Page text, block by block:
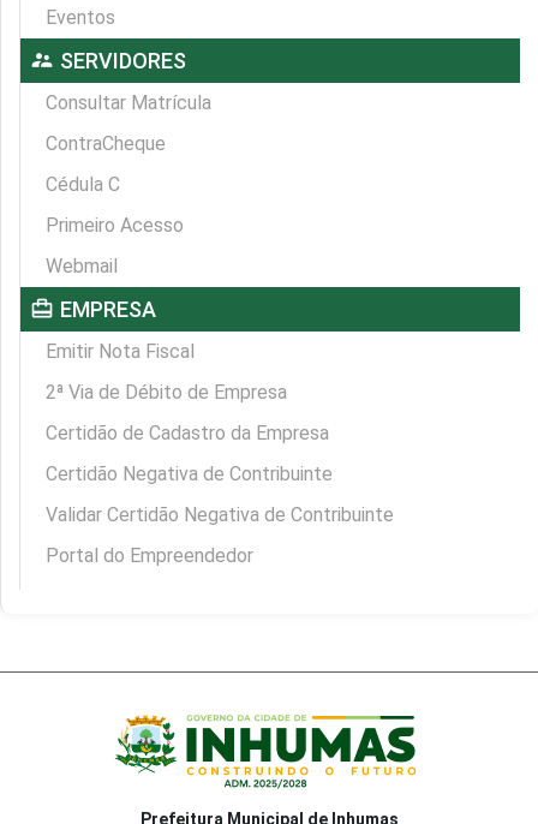
Eventos
supervisor_account SERVIDORES
Consultar Matrícula
ContraCheque
Cédula C
Primeiro Acesso
Webmail
card_travel EMPRESA
Emitir Nota Fiscal
2ª Via de Débito de Empresa
Certidão de Cadastro da Empresa
Certidão Negativa de Contribuinte
Validar Certidão Negativa de Contribuinte
Portal do Empreendedor
Prefeitura Municipal de Inhumas